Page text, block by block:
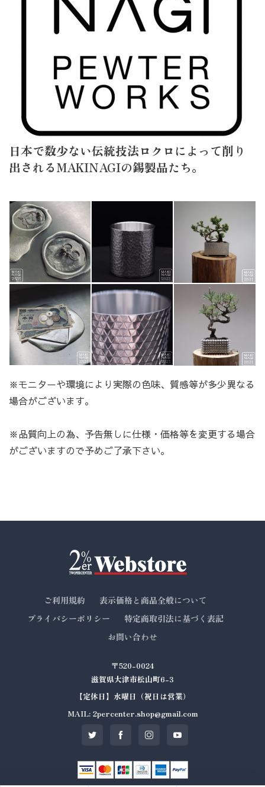
日本で数少ない伝統技法ロクロによって削り
出されるMAKINAGIの錫製品たち。
※モニターや環境により実際の色味、質感等が多少異なる
場合がございます。
※品質向上の為、予告無しに仕様・価格等を変更する場合
がございますので予めご了承下さい。
ご利用規約
表示価格と商品全般について
プライバシーポリシー
特定商取引法に基づく表記
お問い合わせ
〒520-0024
滋賀県大津市松山町6-3
【定休日】水曜日（祝日は営業）
MAIL: 2percenter.shop@gmail.com